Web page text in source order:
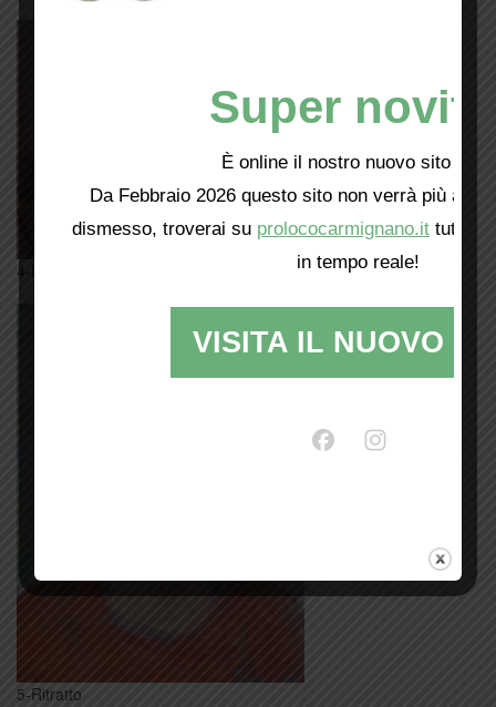
4-Natura-morta
5-Ritratto
Super
È online il nostro nuovo sito web!
Da Febbraio 2026 questo sito non verrà più
dismesso, troverai su prolococarmignano.it tutti i
in tempo reale!
VISITA IL NUOVO